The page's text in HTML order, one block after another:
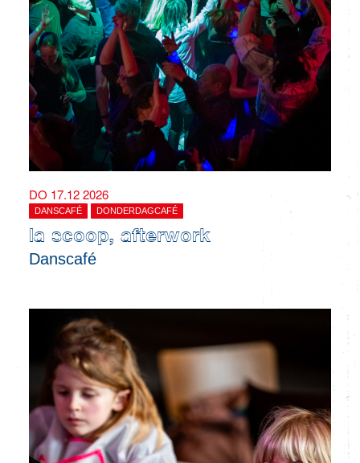
DO 17.12 2026
DANSCAFÉ DONDERDAGCAFÉ
la scoop, afterwork
Danscafé